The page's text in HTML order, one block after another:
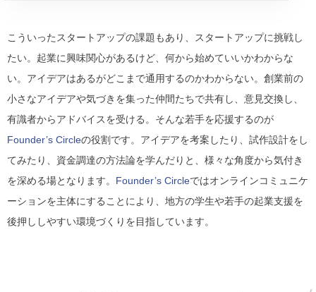
こういったスタートアップの課題もあり、スタートアップに挑戦し
たい。起業に興味関心があるけど、何から始めていいかわからな
い。アイデアはあるがどこまで通用するのかわからない。創業前の
小さなアイデアや気づきを集った仲間たちで共有し、意見交換し、
有識者からアドバイスを受ける。そんな若手を応援するのが
Founder’s Circleの役割です。アイデアを考案したり、試作設計をし
てみたり、資金調達の方法論を学んだりと、様々な角度から気付き
を深める場となります。 Founder’s Circleではオンラインコミュニケ
ーションを主体にすることにより、地方の学生や若手の起業支援を
後押ししやすい環境づくりを目指しています。